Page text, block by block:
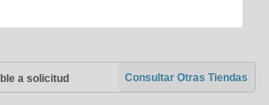
a solicitud Consultar Otras Tiendas